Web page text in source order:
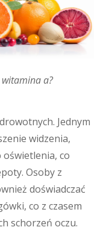
a?
Jednym
widzenia,
oświetlenia, co
Osoby z
doświadczać
co z czasem
schorzeń oczu.